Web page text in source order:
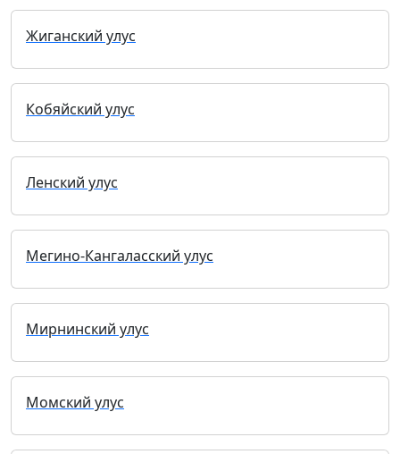
Жиганский улус
Кобяйский улус
Ленский улус
Мегино-Кангаласский улус
Мирнинский улус
Момский улус